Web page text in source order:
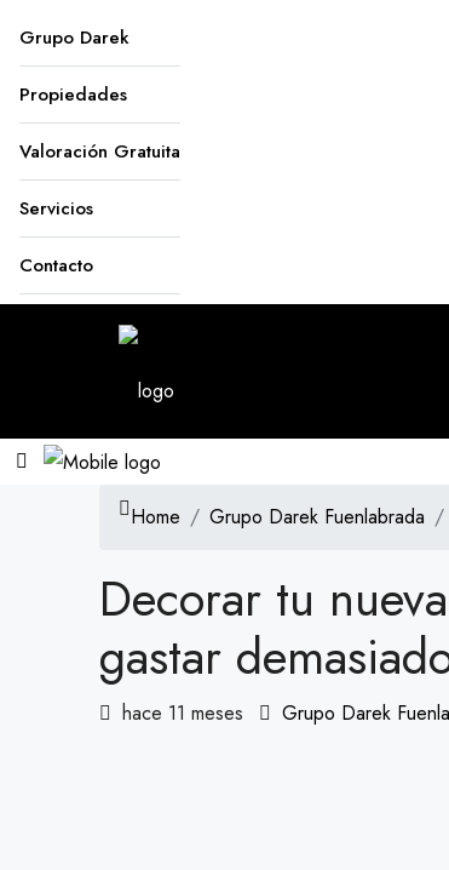
Grupo Darek
Propiedades
Valoración Gratuita
Servicios
Contacto
Home Grupo Darek Fuenlabrada
Decorar tu
gastar
hace 11 meses Grupo Darek